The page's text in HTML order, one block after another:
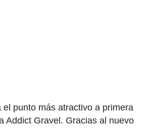
el punto más atractivo a primera
Addict Gravel. Gracias al nuevo